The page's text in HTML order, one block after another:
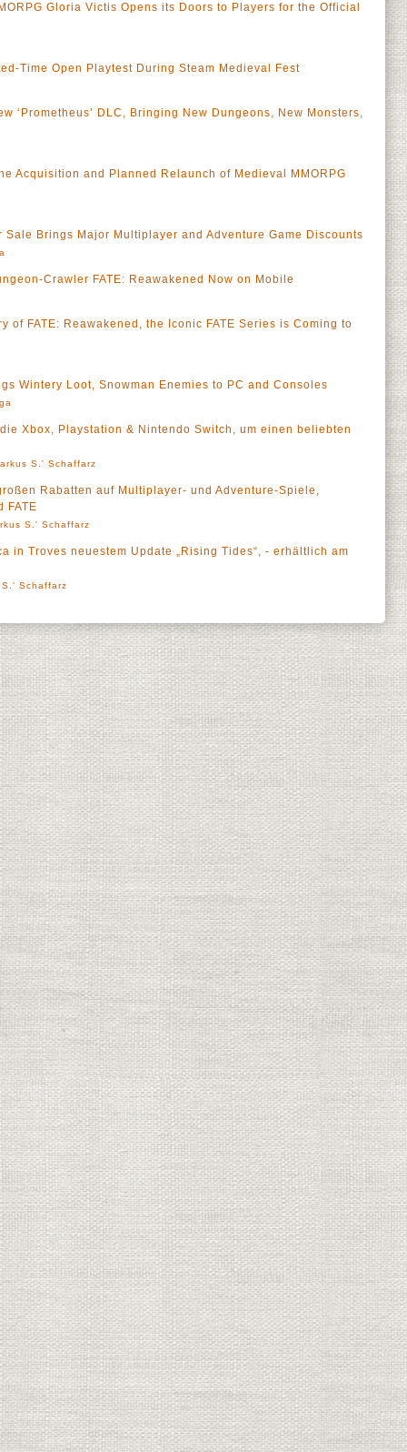
Gloria Victis Opens its Doors to Players for the Official
Time Open Playtest During Steam Medieval Fest
‘Prometheus’ DLC, Bringing New Dungeons, New Monsters,
Acquisition and Planned Relaunch of Medieval MMORPG
Sale Brings Major Multiplayer and Adventure Game Discounts
Crawler FATE: Reawakened Now on Mobile
of FATE: Reawakened, the Iconic FATE Series is Coming to
Wintery Loot, Snowman Enemies to PC and Consoles
Xbox, Playstation & Nintendo Switch, um einen beliebten
S.' Schaffarz
Rabatten auf Multiplayer- und Adventure-Spiele,
FATE
S.' Schaffarz
in Troves neuestem Update „Rising Tides“, - erhältlich am
S.' Schaffarz